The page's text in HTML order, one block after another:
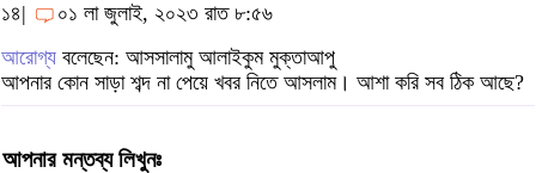
১৪|
০১ লা জুলাই, ২০২৩ রাত ৮:৫৬
আরোগ্য বলেছেন: আসসালামু আলাইকুম মুক্তাআপু
আপনার কোন সাড়া শব্দ না পেয়ে খবর নিতে আসলাম। আশা করি সব ঠিক আছে?
আপনার মন্তব্য লিখুনঃ